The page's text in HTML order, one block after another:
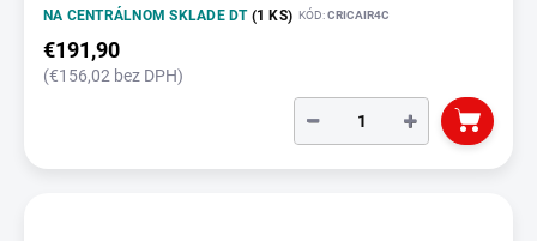
NA CENTRÁLNOM SKLADE DT (1 KS) KÓD:CRICAIR4C
€191,90
(€156,02 bez DPH)
+
−